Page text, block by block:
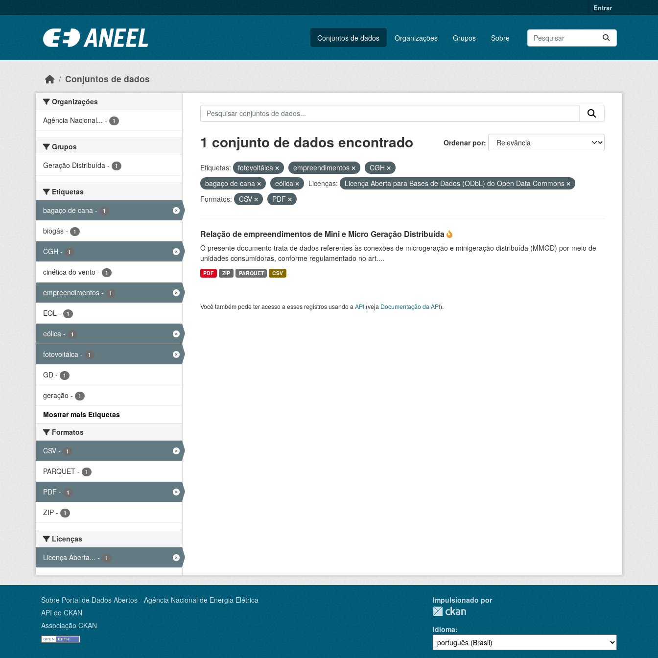
Entrar
Conjuntos de dados Organizações Grupos Sobre
Conjuntos de dados
Organizações
Agência Nacional... - 1
Grupos
Geração Distribuída - 1
Etiquetas
bagaço de cana - 1
biogás - 1
CGH - 1
cinética do vento - 1
empreendimentos - 1
EOL - 1
eólica - 1
fotovoltáica - 1
GD - 1
geração - 1
Mostrar mais Etiquetas
Formatos
CSV - 1
PARQUET - 1
PDF - 1
ZIP - 1
Licenças
Licença Aberta... - 1
Ordenar por
1 conjunto de dados encontrado
Etiquetas: fotovoltáica empreendimentos
CGH
bagaço de cana
eólica Licenças:
Licença Aberta para Bases de Dados (ODbL) do Open Data Commons
Formatos:
CSV PDF
Relação de empreendimentos de Mini e Micro Geração Distribuída
O presente documento trata de dados referentes às conexões de microgeração e minigeração distribuída (MMGD) por meio de
unidades consumidoras, conforme regulamentado no art....
PDF ZIP PARQUET CSV
Você também pode ter acesso a esses registros usando a API(veja Documentação da API).
Sobre Portal de Dados Abertos - Agência Nacional de Energia Elétrica
API do CKAN
Associação CKAN
Impulsionado por
Idioma